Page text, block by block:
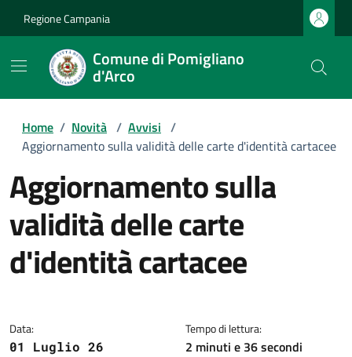
Regione Campania
Comune di Pomigliano
d'Arco
Home / Novità / Avvisi /
Aggiornamento sulla validità delle carte d'identità cartacee
aggiornamento sulla
validità delle carte
d'identità cartacee
Data:
01 Luglio 26
Tempo di lettura:
2 minuti e 36 secondi